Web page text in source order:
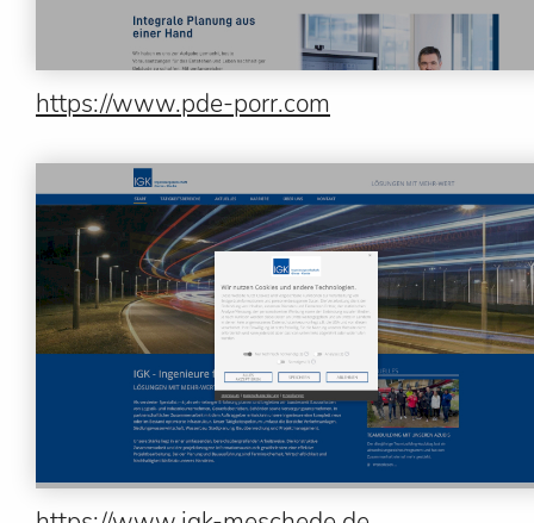
https://www.pde-porr.com